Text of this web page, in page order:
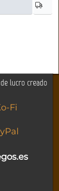
lucro creado
Fi